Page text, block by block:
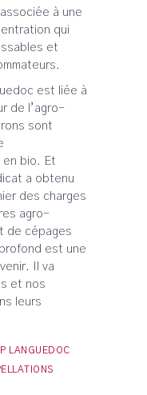
à une
qui
et
est liée à
de l’agro-
sont
en bio. Et
a obtenu
des charges
agro-
de cépages
est une
Il va
et nos
leurs
LANGUEDOC